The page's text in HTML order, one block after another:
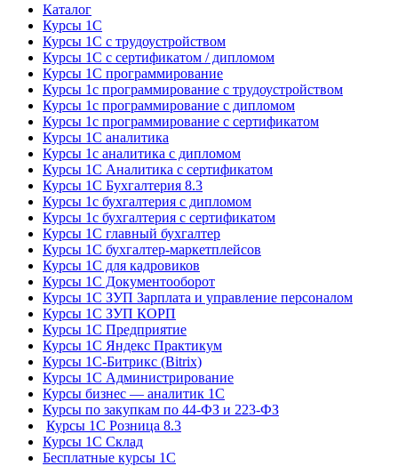
Каталог
Курсы 1С
Курсы 1С с трудоустройством
Курсы 1С с сертификатом / дипломом
Курсы 1С программирование
Курсы 1с программирование с трудоустройством
Курсы 1с программирование с дипломом
Курсы 1с программирование с сертификатом
Курсы 1С аналитика
Курсы 1с аналитика с дипломом
Курсы 1С Аналитика с сертификатом
Курсы 1С Бухгалтерия 8.3
Курсы 1с бухгалтерия с дипломом
Курсы 1с бухгалтерия с сертификатом
Курсы 1С главный бухгалтер
Курсы 1С бухгалтер-маркетплейсов
Курсы 1С для кадровиков
Курсы 1С Документооборот
Курсы 1С ЗУП Зарплата и управление персоналом
Курсы 1С ЗУП КОРП
Курсы 1С Предприятие
Курсы 1С Яндекс Практикум
Курсы 1С-Битрикс (Bitrix)
Курсы 1С Администрирование
Курсы бизнес — аналитик 1С
Курсы по закупкам по 44‑ФЗ и 223‑ФЗ
Курсы 1С Розница 8.3
Курсы 1С Склад
Бесплатные курсы 1С